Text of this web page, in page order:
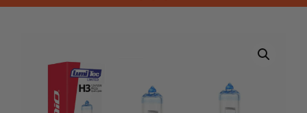
Kínálatunkban kizárólag olyan termékek
szerepelnek, amelyekben mi is bízunk.